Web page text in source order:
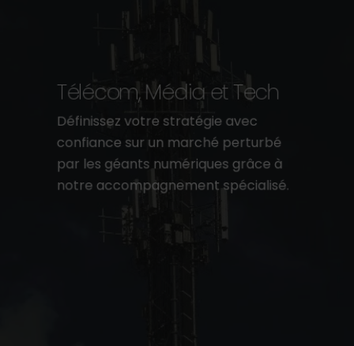
Télécom, Média et Tech
Définissez votre stratégie avec
confiance sur un marché perturbé
par les géants numériques grâce à
notre accompagnement spécialisé.